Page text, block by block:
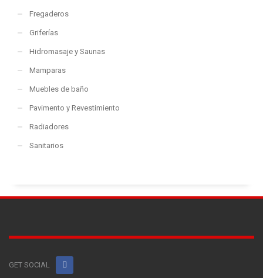
Fregaderos
Griferías
Hidromasaje y Saunas
Mamparas
Muebles de baño
Pavimento y Revestimiento
Radiadores
Sanitarios
GET SOCIAL